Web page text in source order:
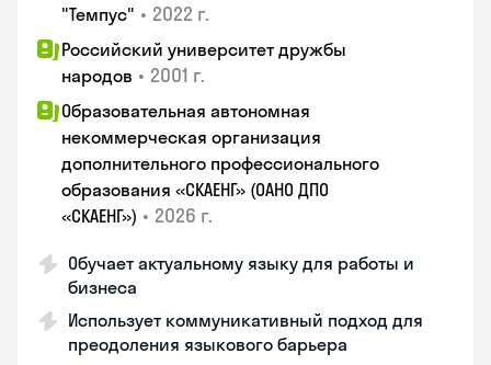
"Темпус" • 2022 г.
Российский университет дружбы
народов • 2001 г.
Образовательная автономная
некоммерческая организация
дополнительного профессионального
образования «СКАЕНГ» (ОАНО ДПО
«СКАЕНГ») • 2026 г.
Обучает актуальному языку для работы и
бизнеса
Использует коммуникативный подход для
преодоления языкового барьера